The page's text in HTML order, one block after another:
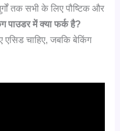
तक सभी के लिए पौष्टिक और
पाउडर में क्या फर्क है?
एसिड चाहिए, जबकि बेकिंग